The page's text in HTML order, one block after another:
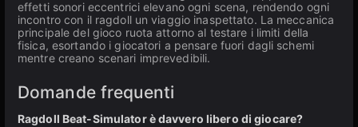
effetti sonori eccentrici elevano ogni scena, rendendo ogni
incontro con il ragdoll un viaggio inaspettato. La meccanica
principale del gioco ruota attorno al testare i limiti della
fisica, esortando i giocatori a pensare fuori dagli schemi
mentre creano scenari imprevedibili.
Domande frequenti
Ragdoll Beat-Simulator è davvero libero di giocare?